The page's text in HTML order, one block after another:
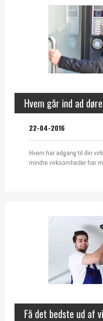
Hvem går ind ad
22-04-2016
Hvem har adgang til din
mindre virksomheder har
Få det bedste ud af